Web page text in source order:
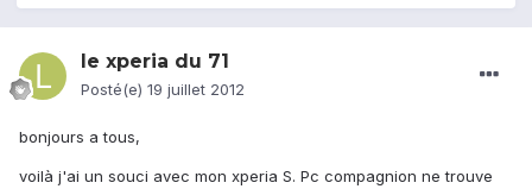
le xperia du 71
Posté(e) 19 juillet 2012
bonjours a tous,
voilà j'ai un souci avec mon xperia S. Pc compagnion ne trouve